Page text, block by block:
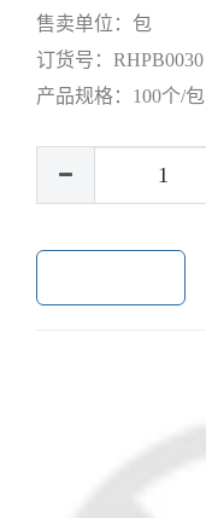
售卖单位： 包
订货号： RHPB0030
产品规格： 100个/包